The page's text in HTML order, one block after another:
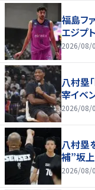
福島フ
エジプ
2026/08/
八村塁
宰イベ
2026/08/
八村塁
補”坂
2026/08/